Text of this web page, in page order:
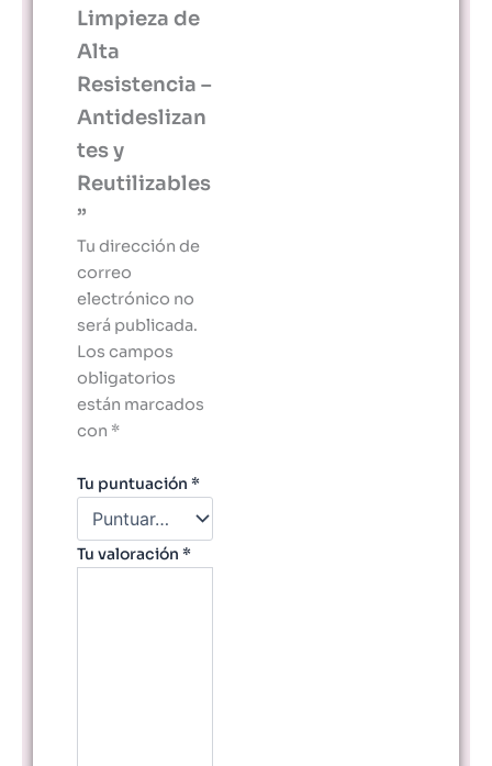
Limpieza de
Alta
Resistencia –
Antideslizan
tes y
Reutilizables
”
Tu dirección de
correo
electrónico no
será publicada.
Los campos
obligatorios
están marcados
con *
Tu puntuación *
Tu valoración *